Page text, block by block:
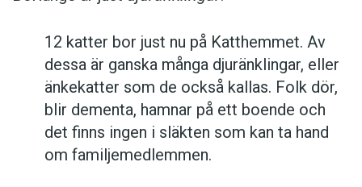
12 katter bor just nu på Katthemmet. Av
dessa är ganska många djuränklingar, eller
änkekatter som de också kallas. Folk dör,
blir dementa, hamnar på ett boende och
det finns ingen i släkten som kan ta hand
om familjemedlemmen.